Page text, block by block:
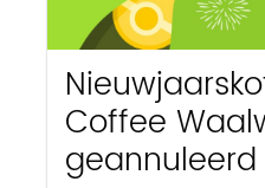
Coffee
geannuleerd